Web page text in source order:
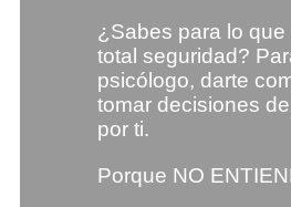
¿Sabes para lo
total seguridad?
psicólogo, darte
tomar decisiones
por ti.
Porque NO